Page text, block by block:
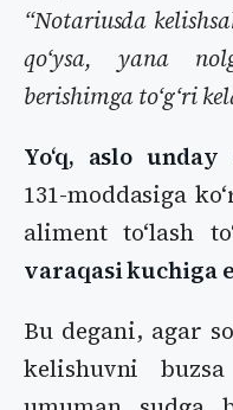
“Notariusda
qoʻysa, yana
berishimga toʻgʻri
Yoʻq, aslo unday
131-moddasiga
aliment toʻlash
varaqasi kuchiga
Bu degani, agar
kelishuvni